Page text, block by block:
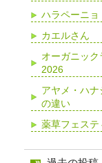
ハラペーニョ
カエルさん
オーガニッ
2026
アヤメ・ハ
の違い
薬草フェステ